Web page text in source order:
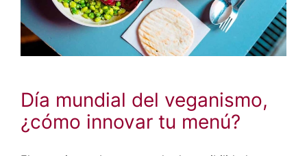
Día mundial del veganismo,
¿cómo innovar tu menú?